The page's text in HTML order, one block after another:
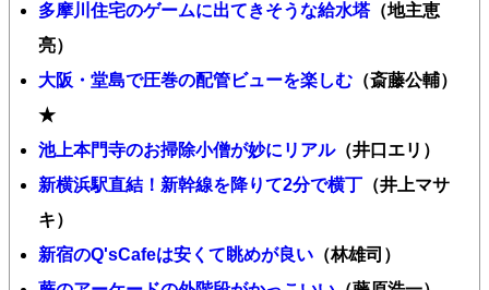
多摩川住宅のゲームに出てきそうな給水塔（地主恵
亮）
大阪・堂島で圧巻の配管ビューを楽しむ （斎藤公輔）
★
池上本門寺のお掃除小僧が妙にリアル（井口エリ）
新横浜駅直結！新幹線を降りて2分で横丁 （井上マサ
キ）
新宿のQ'sCafeは安くて眺めが良い （林雄司）